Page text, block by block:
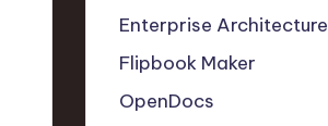
Enterprise Architecture
Flipbook Maker
OpenDocs